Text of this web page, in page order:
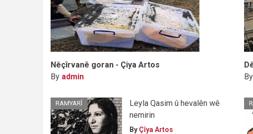
Nêçîrvanê goran - Çiya Artos
By admin
By
RAMYARÎ
Leyla Qasim û hevalên wê
nemirin
By Çîya Artos